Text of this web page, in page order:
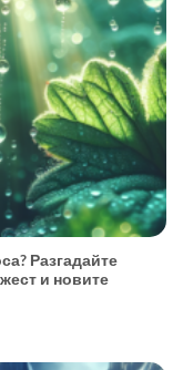
Разгадайте
и новите